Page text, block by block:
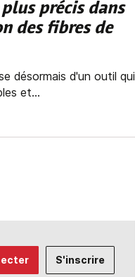
plus précis dans
des fibres de
désormais d'un outil qui
et...
S'inscrire